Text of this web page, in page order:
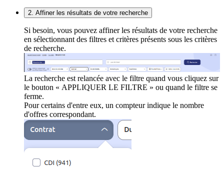
2. Affiner les résultats de votre recherche
Si besoin, vous pouvez affiner les résultats de votre recherche
en sélectionnant des filtres et critères présents sous les critères
de recherche.
La recherche est relancée avec le filtre quand vous cliquez sur
le bouton « APPLIQUER LE FILTRE » ou quand le filtre se
ferme.
Pour certains d'entre eux, un compteur indique le nombre
d'offres correspondant.